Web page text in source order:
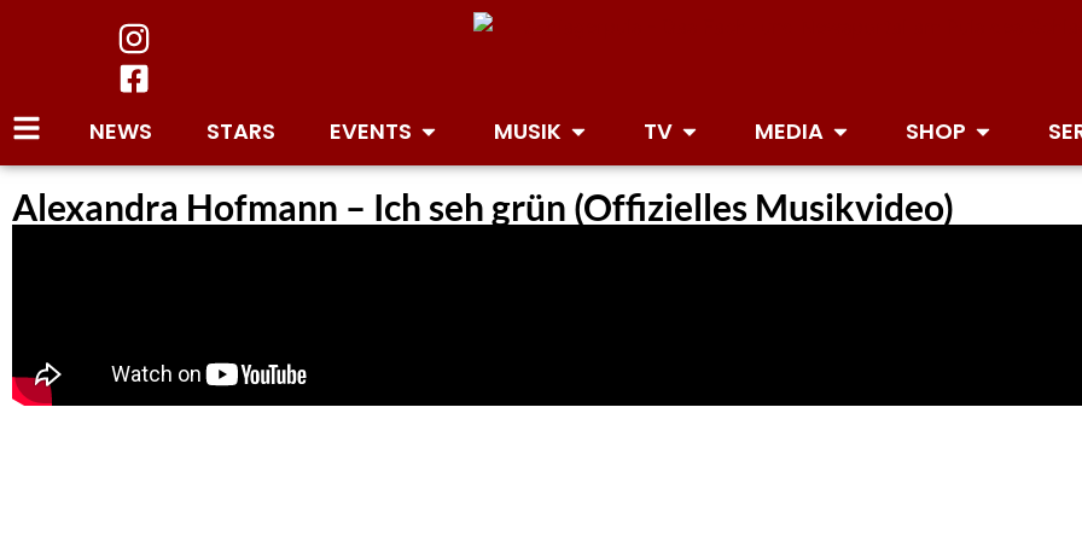
NEWS STARS EVENTS MUSIK TV MEDIA SHOP
Alexandra Hofmann – Ich seh grün (Offizielles Musikvideo)